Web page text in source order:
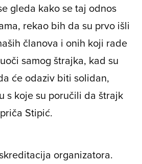
gleda kako se taj odnos
rekao bih da su prvo išli
članova i onih koji rade
samog štrajka, kad su
će odaziv biti solidan,
s koje su poručili da štrajk
Stipić.
organizatora.